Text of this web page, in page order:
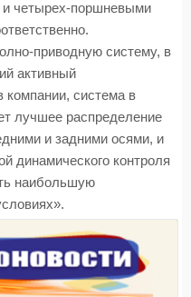
и четырех-поршневыми
приводную систему, в
активный
система в
лучшее распределение
и задними осями, и
динамического контроля
наибольшую